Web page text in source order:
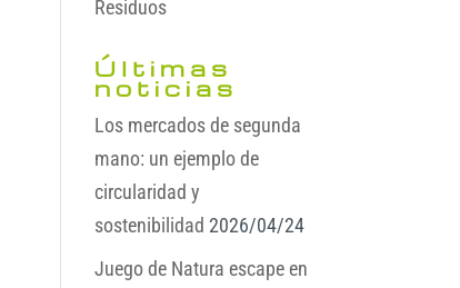
Residuos
Últimas
noticias
Los mercados de segunda
mano: un ejemplo de
circularidad y
sostenibilidad 2026/04/24
Juego de Natura escape en